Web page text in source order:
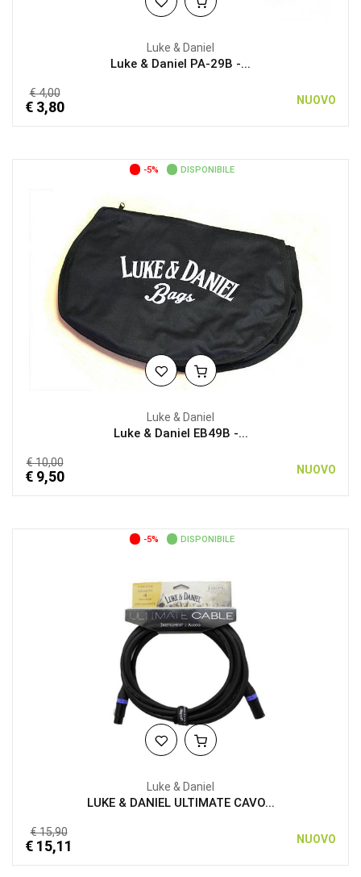
Luke & Daniel
Luke & Daniel PA-29B -...
€ 4,00
€ 3,80 NUOVO
-5% DISPONIBILE
Luke & Daniel
Luke & Daniel EB49B -...
€ 10,00
€ 9,50 NUOVO
-5% DISPONIBILE
Luke & Daniel
LUKE & DANIEL ULTIMATE CAVO...
€ 15,90
€ 15,11 NUOVO